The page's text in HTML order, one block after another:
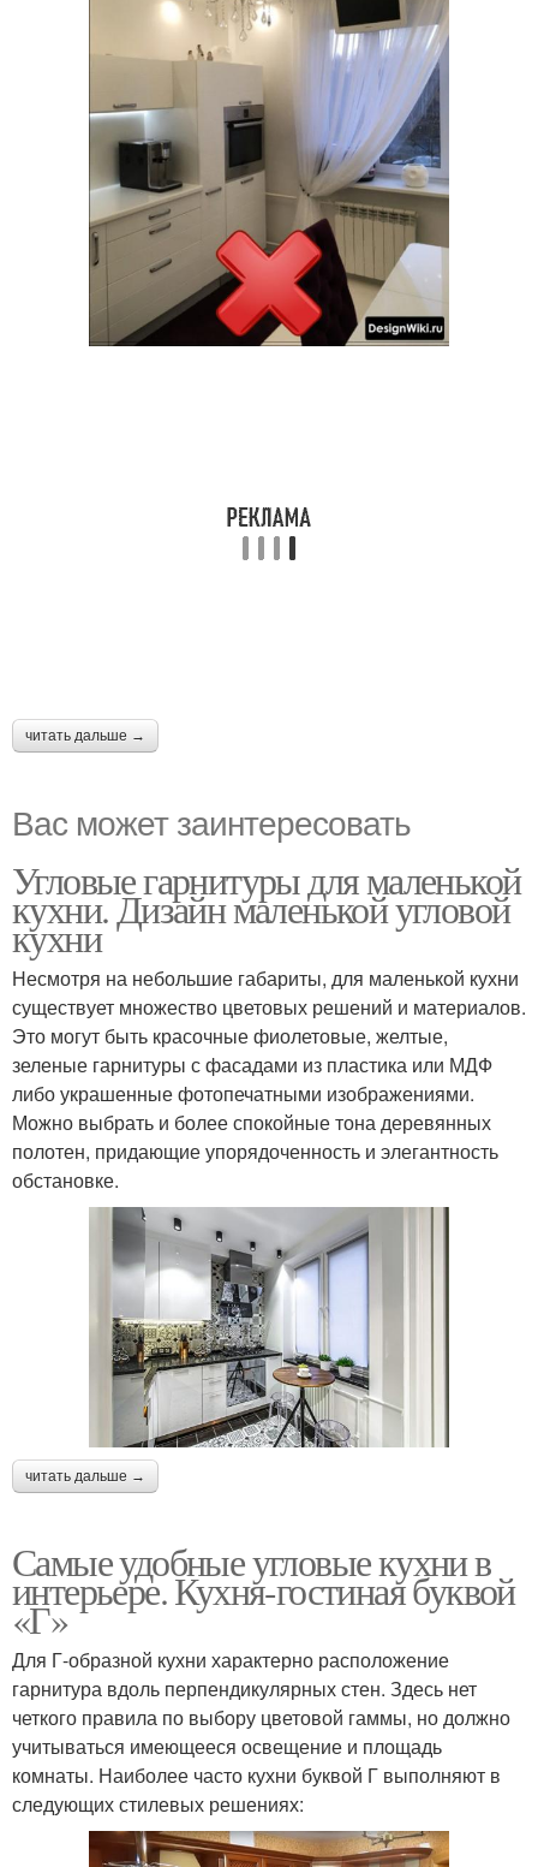
читать дальше →
Вас может заинтересовать
Угловые гарнитуры для маленькой
кухни. Дизайн маленькой угловой
кухни
Несмотря на небольшие габариты, для маленькой кухни
существует множество цветовых решений и материалов.
Это могут быть красочные фиолетовые, желтые,
зеленые гарнитуры с фасадами из пластика или МДФ
либо украшенные фотопечатными изображениями.
Можно выбрать и более спокойные тона деревянных
полотен, придающие упорядоченность и элегантность
обстановке.
читать дальше →
Самые удобные угловые кухни в
интерьере. Кухня-гостиная буквой
«Г»
Для Г-образной кухни характерно расположение
гарнитура вдоль перпендикулярных стен. Здесь нет
четкого правила по выбору цветовой гаммы, но должно
учитываться имеющееся освещение и площадь
комнаты. Наиболее часто кухни буквой Г выполняют в
следующих стилевых решениях: